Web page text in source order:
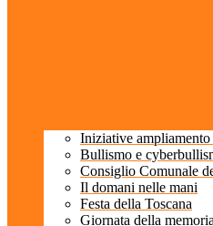
Iniziative
Bullismo e
Consiglio Comunale
Il domani nelle mani
Festa della Toscana
Giornata della memoria